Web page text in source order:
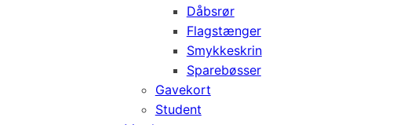
Dåbsrør
Flagstænger
Smykkeskrin
Sparebøsser
Gavekort
Student